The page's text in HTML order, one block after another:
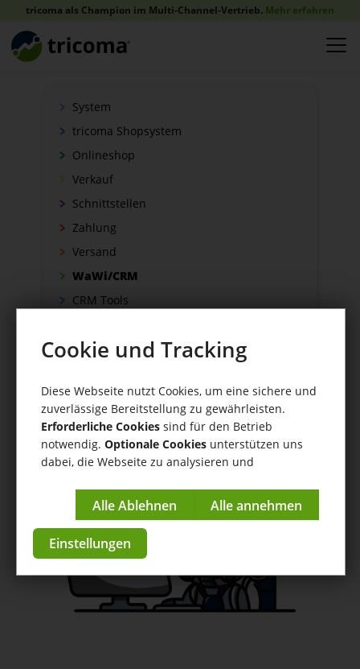
tricoma als Champion im Multi-Channel-Vertrieb. Mehr erfahren
System
tricoma Shopsystem
Onlineshop
Verkauf
Schnittstellen
Zahlung
Versand
WaWi/CRM
CRM Tools
Hilfe / Lager/ Lagerverwaltung mit einer Warenwirtschaft
(tricoma)
Anleitungen & Tutorials
Cookie und Tracking
Diese Webseite nutzt Cookies, um eine sichere und
zuverlässige Bereitstellung zu gewährleisten.
Erforderliche Cookies sind für den Betrieb
notwendig. Optionale Cookies unterstützen uns
dabei, die Webseite zu analysieren und
Impressum| Datenschutzerklärung
Einstellungen